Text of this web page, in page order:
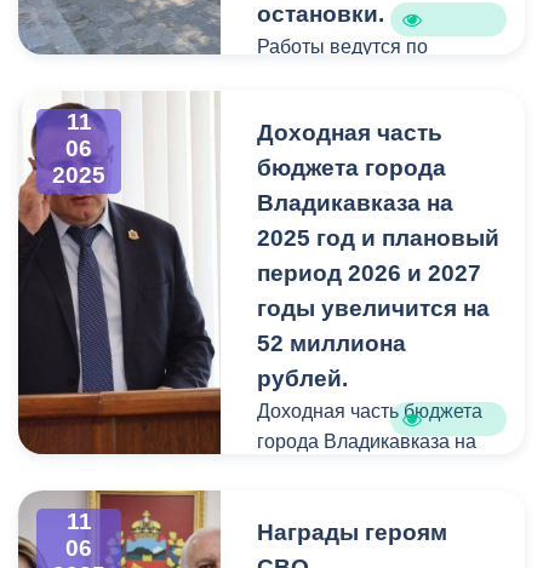
Работаем
остановки.
Работы ведутся по
комфортной городской
среды» нацпроекта
«Инфраструктура для
жизни». Специалисты уже
асфальт, установили
бордюры и приступили к
укладке брусчатки. План
благоустройства
предусматривает
установку новых опор
Благоустройство аллеи по
11
06
2025
Доходная часть
бюджета города
Владикавказа на
2025 год и плановый
период 2026 и 2027
годы увеличится на
52 миллиона
рублей.
Доходная часть бюджета
города Владикавказа на
увеличится на 52
миллиона рублей.
11
06
Награды героям